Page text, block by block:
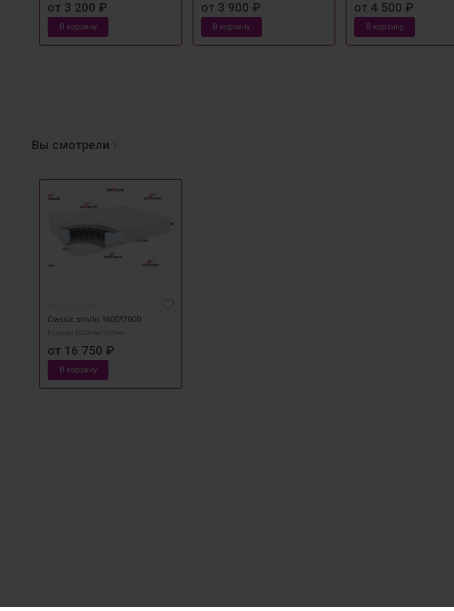
от 3 200 ₽
В корзину
от 3 900 ₽
В корзину
от 4 500 ₽
В корзину
Вы смотрели
Classic strutto 1600*2000
Размеры 2000мм×1600мм
от 16 750 ₽
В корзину